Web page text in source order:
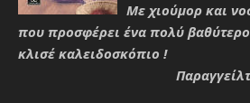
Με χιούμορ και
που προσφέρει ένα πολύ
κλισέ καλειδοσκόπιο !